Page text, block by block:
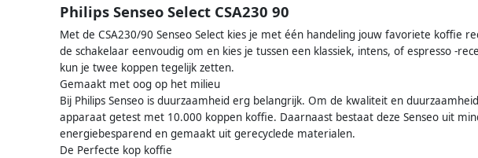
Philips Senseo Select CSA230 90
Met de CSA230/90 Senseo Select kies je met één handeling jouw favoriete koffie
de schakelaar eenvoudig om en kies je tussen een klassiek, intens, of espresso -
kun je twee koppen tegelijk zetten.
Gemaakt met oog op het milieu
Bij Philips Senseo is duurzaamheid erg belangrijk. Om de kwaliteit en
apparaat getest met 10.000 koppen koffie. Daarnaast bestaat deze Senseo uit
energiebesparend en gemaakt uit gerecyclede materialen.
De Perfecte kop koffie